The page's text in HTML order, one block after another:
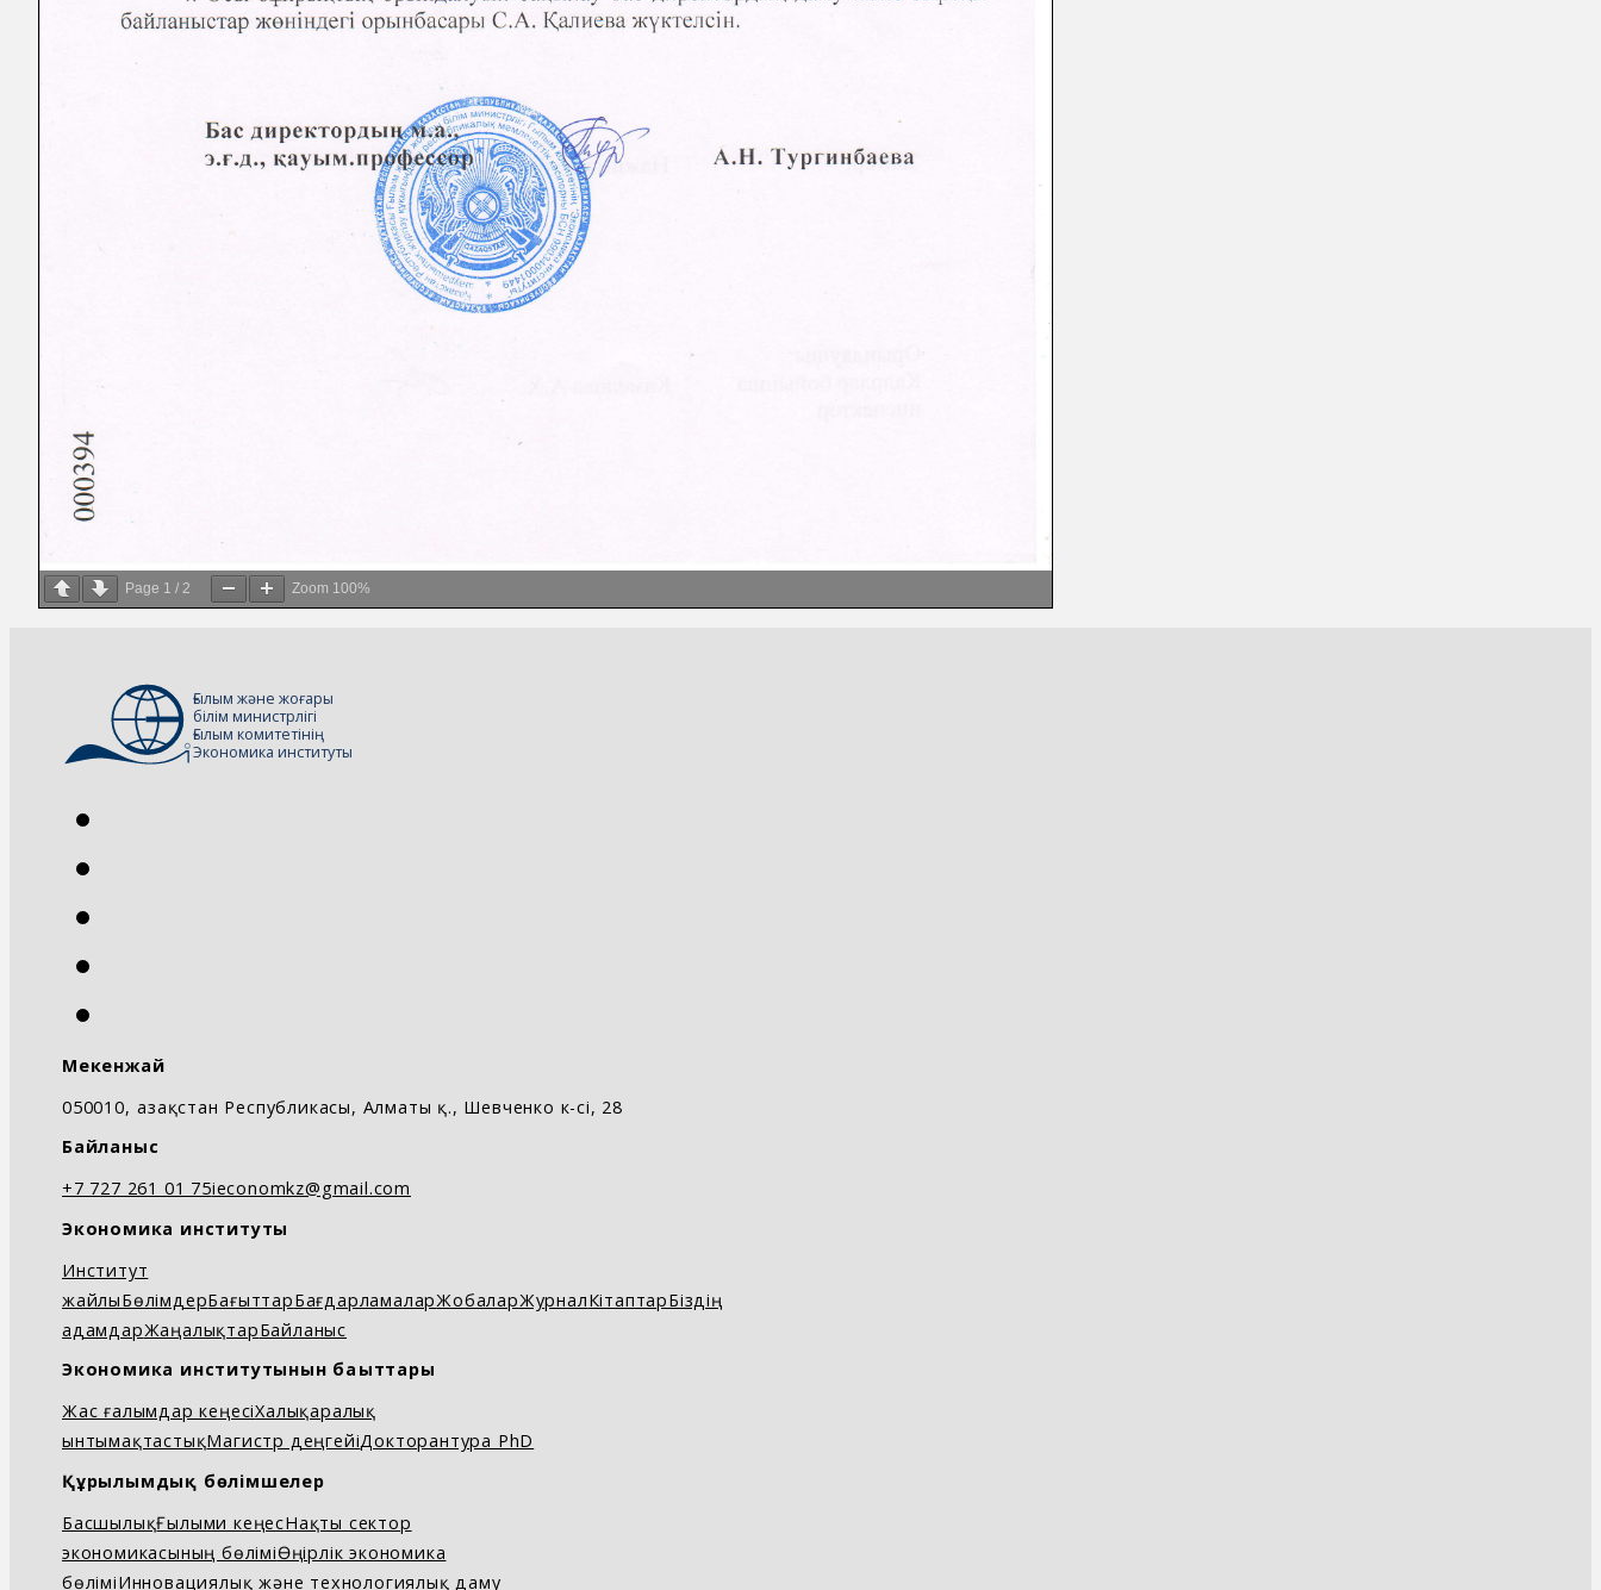
Page 1 / 2 Zoom 100%
Ғылым және жоғары
білім министрлігі
Ғылым комитетінің
Экономика институты
Мекенжай
050010, Қазақстан Республикасы, Алматы қ., Шевченко к-сі, 28
Байланыс
+7 727 261 01 75ieconomkz@gmail.com
Экономика институты
Институт
жайлыБөлімдерБағыттарБағдарламаларЖобаларЖурналКітаптарБіздің
адамдарЖаңалықтарБайланыс
Экономика институтынын бағыттары
Жас ғалымдар кеңесіХалықаралық
ынтымақтастықМагистр деңгейіДокторантура PhD
Құрылымдық бөлімшелер
БасшылықҒылыми кеңесНақты сектор
экономикасының бөліміӨңірлік экономика
бөліміИнновациялық және технологиялық даму